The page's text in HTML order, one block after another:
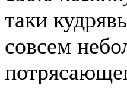
таки
совсем